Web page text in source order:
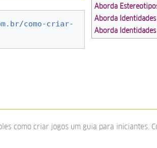
Aborda
Aborda
Aborda
como-criar-
como criar jogos um guia para iniciantes.